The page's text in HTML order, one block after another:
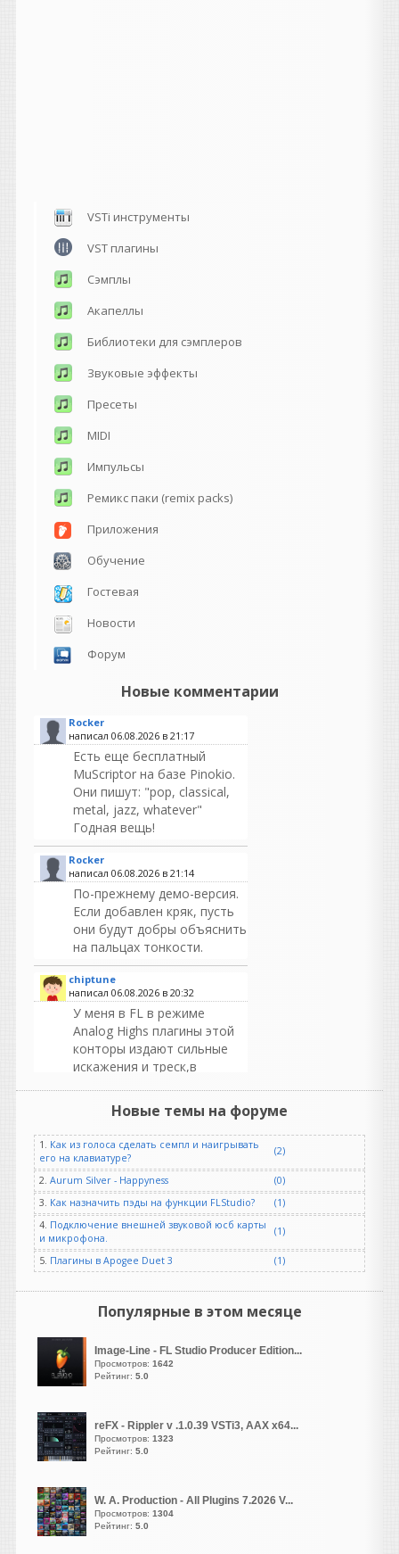
VSTi инструменты
VST плагины
Сэмплы
Акапеллы
Библиотеки для сэмплеров
Звуковые эффекты
Пресеты
MIDI
Импульсы
Ремикс паки (remix packs)
Приложения
Обучение
Гостевая
Новости
Форум
Новые комментарии
Rocker
написал 06.08.2026 в 21:17
Есть еще бесплатный
MuScriptor на базе Pinokio.
Они пишут: "pop, classical,
metal, jazz, whatever"
Годная вещь!
Rocker
написал 06.08.2026 в 21:14
По-прежнему демо-версия.
Если добавлен кряк, пусть
они будут добры объяснить
на пальцах тонкости.
chiptune
написал 06.08.2026 в 20:32
У меня в FL в режиме
Analog Highs плагины этой
конторы издают сильные
искажения и треск,в
переключении на Low
Latency все работает
отлично!
Heavy
написал 06.08.2026 в
Кстати, по поводу онлайн
сервисов - у меня проф
подписка на Суно, так вот
их платный
преобразователь Призма
пока что убирает влёгкую )
написал 06.08.2026 в
Ничто идеально пока не
справляется, но всё
куда хуже.
GALAN
написал 06.08.2026 в
старыми записями не
справляется, особенно если
есть духовые. Лучше
Новые темы на форуме
1. Как из голоса сделать семпл и наигрывать
его на клавиатуре?
(2)
2. Aurum Silver - Happyness
(0)
3. Как назначить пэды на функции FLStudio?
(1)
4. Подключение внешней звуковой юсб карты
и микрофона.
(1)
5. Плагины в Apogee Duet 3 (1)
Популярные в этом месяце
Image-Line - FL Studio Producer Edition...
Просмотров: 1642
Рейтинг: 5.0
reFX - Rippler v .1.0.39 VSTi3, AAX x64...
Просмотров: 1323
Рейтинг: 5.0
W. A. Production - All Plugins 7.2026 V...
Просмотров: 1304
Рейтинг: 5.0